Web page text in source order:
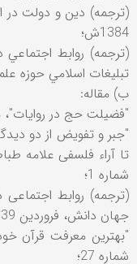
(ترجمه) دين و دولت در
1384ش؛
(ترجمه) روابط اجتماعي
تبليغات اسلامي حوزه
ب) مقاله:
"فضيلت حج در روايات"، ميقات
"جبر و تفويض از دو
تا آراء فلسفی علامه
شماره 1؛
(ترجمه) روابط
جهان دانش، فروردين 1339، شماره 1؛
شماره 27؛